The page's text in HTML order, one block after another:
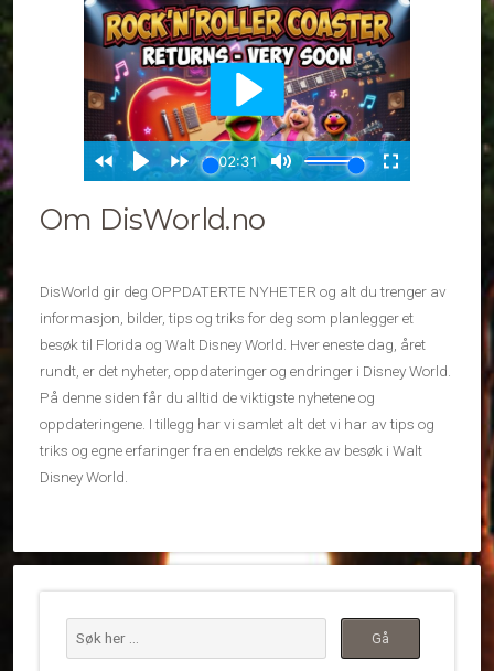
Om DisWorld.no
DisWorld gir deg OPPDATERTE NYHETER og alt du trenger av
informasjon, bilder, tips og triks for deg som planlegger et
besøk til Florida og Walt Disney World. Hver eneste dag, året
rundt, er det nyheter, oppdateringer og endringer i Disney World.
På denne siden får du alltid de viktigste nyhetene og
oppdateringene. I tillegg har vi samlet alt det vi har av tips og
triks og egne erfaringer fra en endeløs rekke av besøk i Walt
Disney World.